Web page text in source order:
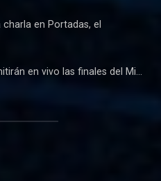
en Portadas, el
en vivo las finales del Mi...